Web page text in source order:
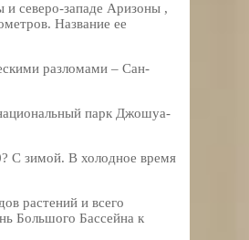
северо-западе Аризоны ,
Название ее
разломами – Сан-
парк Джошуа-
С зимой. В холодное время
растений и всего
Большого Бассейна к